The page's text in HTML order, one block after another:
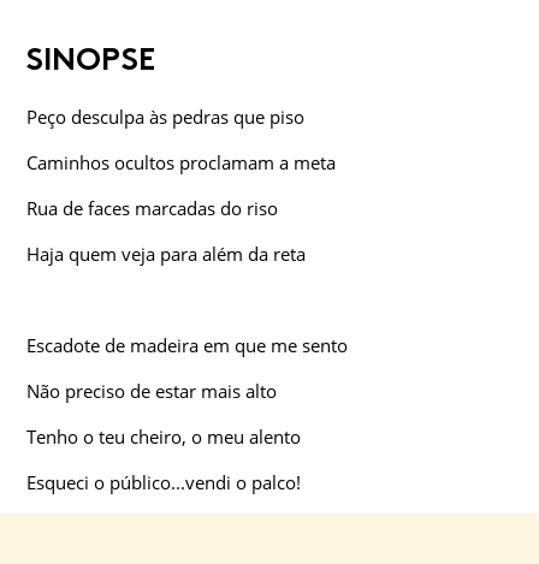
SINOPSE
Peço desculpa às pedras que piso
Caminhos ocultos proclamam a meta
Rua de faces marcadas do riso
Haja quem veja para além da reta
Escadote de madeira em que me sento
Não preciso de estar mais alto
Tenho o teu cheiro, o meu alento
Esqueci o público...vendi o palco!